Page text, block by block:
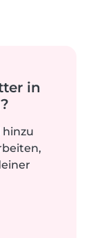
in
hinzu